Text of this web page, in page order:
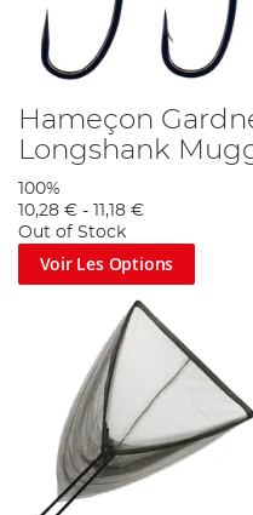
Hameçon
Longshank
100%
10,28 € -
11,18 €
Out of Stock
Voir Les Options